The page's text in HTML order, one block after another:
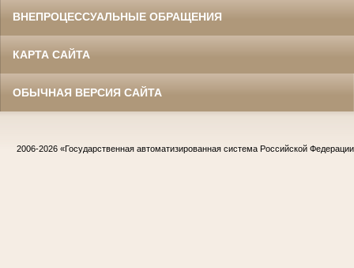
ВНЕПРОЦЕССУАЛЬНЫЕ ОБРАЩЕНИЯ
КАРТА САЙТА
ОБЫЧНАЯ ВЕРСИЯ САЙТА
2006-2026 «Государственная автоматизированная система Российской